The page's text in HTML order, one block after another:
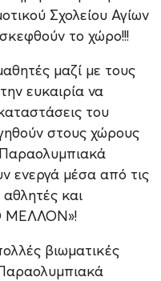
Σχολείου Αγίων
το χώρο!!!
μαζί με τους
ευκαιρία να
του
στους χώρους
ενεργά μέσα από τις
αθλητές και
ΜΕΛΛΟΝ»!
βιωματικές